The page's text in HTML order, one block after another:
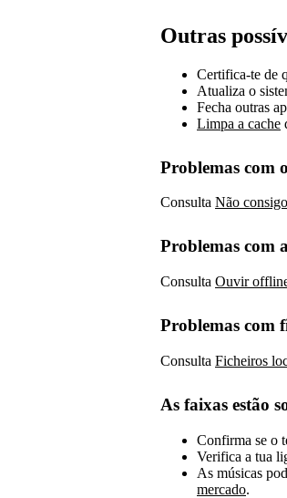
Outras
Certifica-te de
Atualiza o
Fecha outras
Limpa a cache
Problemas com
Consulta Não
Problemas com
Consulta Ouvir
Problemas com
Consulta Ficheiros
As faixas estão
Confirma se o
Verifica a tua
As músicas
mercado.